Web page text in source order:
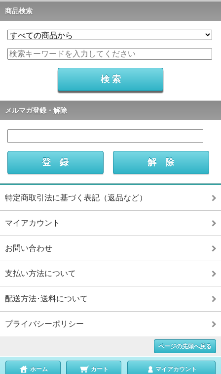
商品検索
メルマガ登録・解除
特定商取引法に基づく表記（返品など）
マイアカウント
お問い合わせ
支払い方法について
配送方法･送料について
プライバシーポリシー
ページの先頭へ戻る
ホーム カート マイアカウント